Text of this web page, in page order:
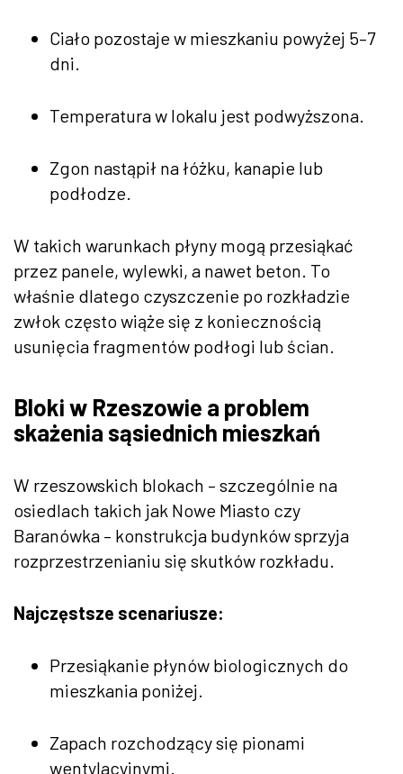
Ciało pozostaje w mieszkaniu powyżej 5–7
dni.
Temperatura w lokalu jest podwyższona.
Zgon nastąpił na łóżku, kanapie lub
podłodze.
W takich warunkach płyny mogą przesiąkać
przez panele, wylewki, a nawet beton. To
właśnie dlatego czyszczenie po rozkładzie
zwłok często wiąże się z koniecznością
usunięcia fragmentów podłogi lub ścian.
Bloki w Rzeszowie a problem
skażenia sąsiednich mieszkań
W rzeszowskich blokach – szczególnie na
osiedlach takich jak Nowe Miasto czy
Baranówka – konstrukcja budynków sprzyja
rozprzestrzenianiu się skutków rozkładu.
Najczęstsze scenariusze:
Przesiąkanie płynów biologicznych do
mieszkania poniżej.
Zapach rozchodzący się pionami
wentylacyjnymi.